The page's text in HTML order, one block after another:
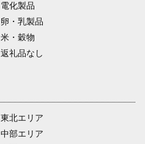
電化製品
卵・乳製品
米・穀物
返礼品なし
東北エリア
中部エリア